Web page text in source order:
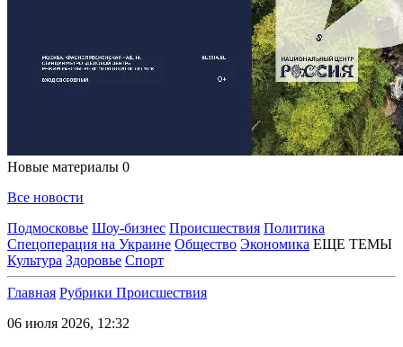
Новые материалы 0
Все новости
Подмосковье Шоу-бизнес Происшествия Политика
Спецоперация на Украине Общество Экономика ЕЩЕ ТЕМЫ
Культура Здоровье Спорт
Главная Рубрики Происшествия
06 июля 2026, 12:32